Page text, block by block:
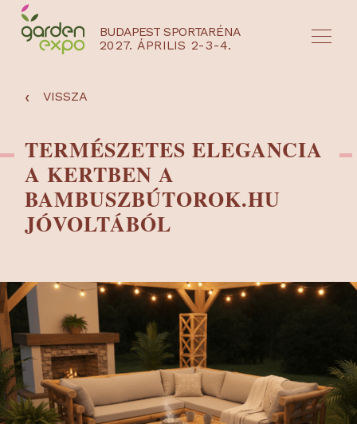
BUDAPEST SPORTARÉNA
2027. ÁPRILIS 2-3-4.
NYEREMÉNYJÁTÉK / REGISZTRÁCIÓ
‹ VISSZA
TERMÉSZETES ELEGANCIA
A KERTBEN A
BAMBUSZBÚTOROK.HU
JÓVOLTÁBÓL